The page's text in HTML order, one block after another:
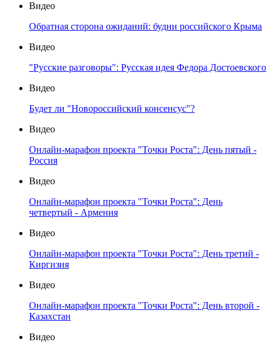
Видео
Обратная сторона ожиданий: будни российского Крыма
Видео
"Русские разговоры": Русская идея Федора Достоевского
Видео
Будет ли "Новороссийский консенсус"?
Видео
Онлайн-марафон проекта "Точки Роста": День пятый -
Россия
Видео
Онлайн-марафон проекта "Точки Роста": День
четвертый - Армения
Видео
Онлайн-марафон проекта "Точки Роста": День третий -
Киргизия
Видео
Онлайн-марафон проекта "Точки Роста": День второй -
Казахстан
Видео